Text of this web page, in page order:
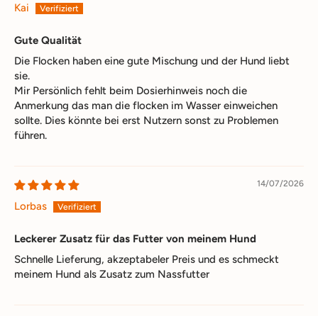
Kai
Gute Qualität
Die Flocken haben eine gute Mischung und der Hund liebt
sie.
Mir Persönlich fehlt beim Dosierhinweis noch die
Anmerkung das man die flocken im Wasser einweichen
sollte. Dies könnte bei erst Nutzern sonst zu Problemen
führen.
14/07/2026
Lorbas
Leckerer Zusatz für das Futter von meinem Hund
Schnelle Lieferung, akzeptabeler Preis und es schmeckt
meinem Hund als Zusatz zum Nassfutter